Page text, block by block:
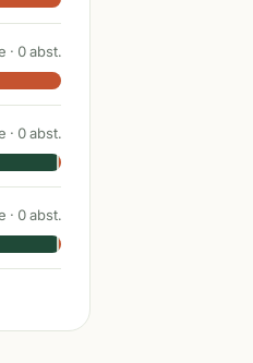
· 0abst.
· 0abst.
· 0abst.